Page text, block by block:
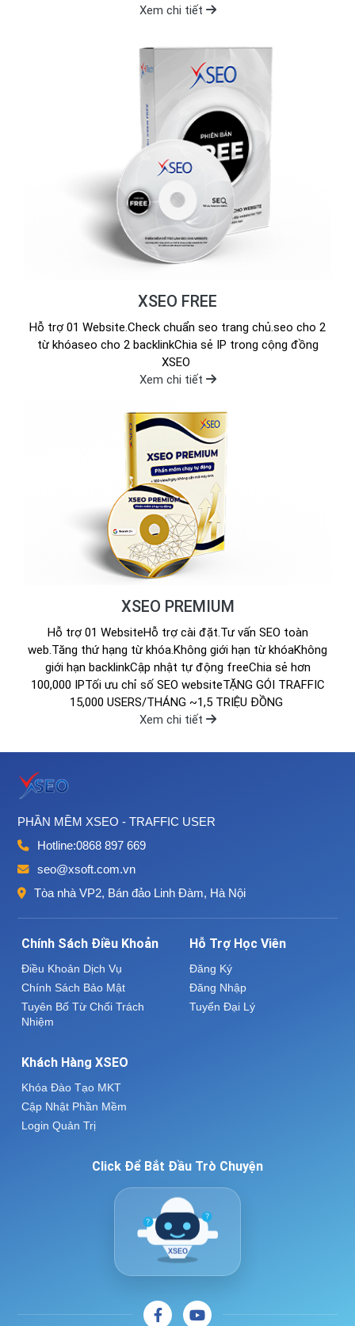
Xem chi tiết
XSEO FREE
Hỗ trợ 01 Website.Check chuẩn seo trang chủ.seo cho 2
từ khóaseo cho 2 backlinkChia sẻ IP trong cộng đồng
XSEO
Xem chi tiết
XSEO PREMIUM
Hỗ trợ 01 WebsiteHỗ trợ cài đặt.Tư vấn SEO toàn
web.Tăng thứ hạng từ khóa.Không giới hạn từ khóaKhông
giới hạn backlinkCập nhật tự động freeChia sẻ hơn
100,000 IPTối ưu chỉ số SEO websiteTẶNG GÓI TRAFFIC
15,000 USERS/THÁNG ~1,5 TRIỆU ĐỒNG
Xem chi tiết
PHẦN MỀM XSEO - TRAFFIC USER
Hotline:0868 897 669
seo@xsoft.com.vn
Tòa nhà VP2, Bán đảo Linh Đàm, Hà Nội
Chính Sách Điều Khoản
Điều Khoản Dịch Vụ
Chính Sách Bảo Mật
Tuyên Bố Từ Chối Trách
Nhiệm
Hỗ Trợ Học Viên
Đăng Ký
Đăng Nhập
Tuyển Đại Lý
Khách Hàng XSEO
Khóa Đào Tạo MKT
Cập Nhật Phần Mềm
Login Quản Trị
Click Để Bắt Đầu Trò Chuyện
XSEO
?
?